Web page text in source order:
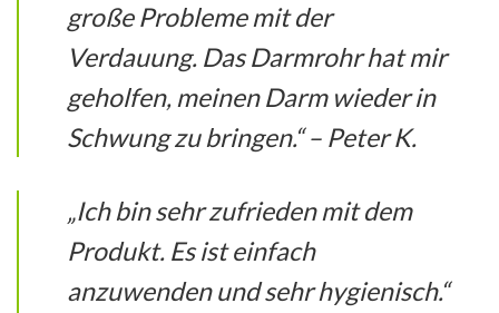
große Probleme mit der
Verdauung. Das Darmrohr hat mir
geholfen, meinen Darm wieder in
Schwung zu bringen.“ – Peter K.
„Ich bin sehr zufrieden mit dem
Produkt. Es ist einfach
anzuwenden und sehr hygienisch.“